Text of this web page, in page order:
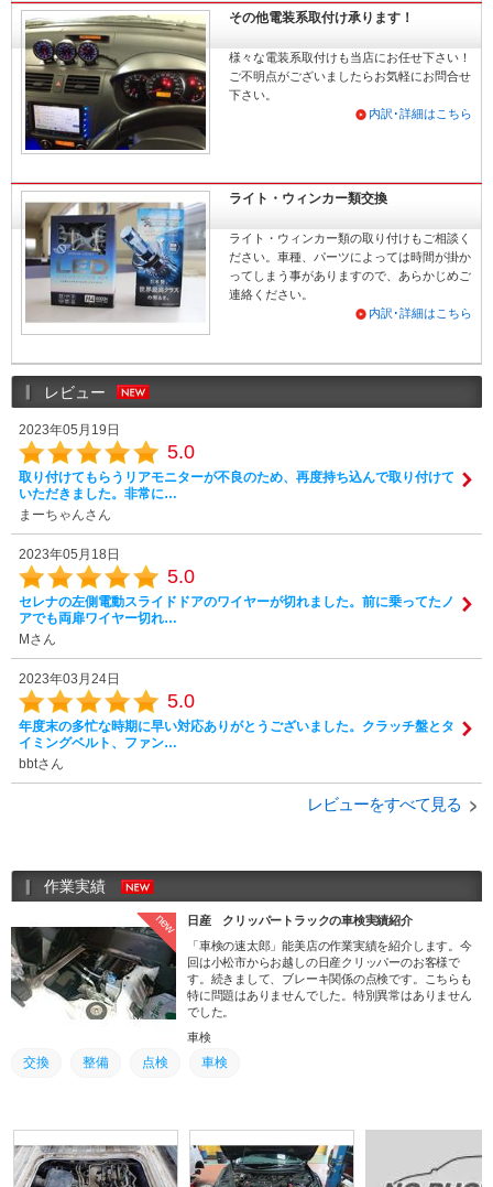
その他電装系取付け承ります！
様々な電装系取付けも当店にお任せ下さい！
ご不明点がございましたらお気軽にお問合せ
下さい。
内訳･詳細はこちら
ライト・ウィンカー類交換
ライト・ウィンカー類の取り付けもご相談く
ださい。車種、パーツによっては時間が掛か
ってしまう事がありますので、あらかじめご
連絡ください。
内訳･詳細はこちら
レビュー
2023年05月19日
5.0
取り付けてもらうリアモニターが不良のため、再度持ち込んで取り付けて
いただきました。非常に…
まーちゃんさん
2023年05月18日
5.0
セレナの左側電動スライドドアのワイヤーが切れました。前に乗ってたノ
アでも両扉ワイヤー切れ…
Mさん
2023年03月24日
5.0
年度末の多忙な時期に早い対応ありがとうございました。クラッチ盤とタ
イミングベルト、ファン…
bbtさん
レビューをすべて見る
作業実績
new
日産 クリッパートラックの車検実績紹介
「車検の速太郎」能美店の作業実績を紹介します。今
回は小松市からお越しの日産クリッパーのお客様で
す。続きまして、ブレーキ関係の点検です。こちらも
特に問題はありませんでした。特別異常はありません
でした。
車検
交換 整備 点検 車検